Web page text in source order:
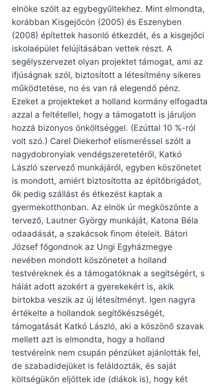
elnöke szólt az egybegyűltekhez. Mint elmondta,
korábban Kisgejőcön (2005) és Eszenyben
(2008) építettek hasonló étkezdét, és a kisgejőci
iskolaépület felújításában vettek részt. A
segélyszervezet olyan projektet támogat, ami az
ifjúságnak szól, biztosított a létesítmény sikeres
működtetése, no és van rá elegendő pénz.
Ezeket a projekteket a holland kormány elfogadta
azzal a feltétellel, hogy a támogatott is járuljon
hozzá bizonyos önköltséggel. (Ezúttal 10 %-ról
volt szó.) Carel Diekerhof elismeréssel szólt a
nagydobronyiak vendégszeretetéről, Katkó
László szervező munkájáról, egyben köszönetet
is mondott, amiért biztosította az építőbrigádot,
ők pedig szállást és étkezést kaptak a
gyermekotthonban. Az elnök úr megköszönte a
tervező, Lautner György munkáját, Katona Béla
odaadását, a szakácsok finom ételeit. Bátori
József főgondnok az Ungi Egyházmegye
nevében mondott köszönetet a holland
testvéreknek és a támogatóknak a segítségért, s
hálát adott azokért a gyerekekért is, akik
birtokba veszik az új létesítményt. Igen nagyra
értékelte a hollandok segítőkészségét,
támogatását Katkó László, aki a köszönő szavak
mellett azt is elmondta, hogy a holland
testvéreink nem csupán pénzüket ajánlották fel,
de szabadidejüket is feláldozták, és saját
költségükön eljöttek ide (diákok is), hogy két